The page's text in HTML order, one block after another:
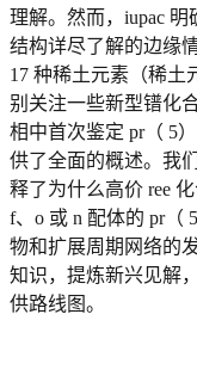
理解。然而，iupac
结构详尽了解的边缘
17 种稀土元素（稀土
别关注一些新型镨化
相中首次鉴定 pr（ 5
供了全面的概述。我
释了为什么高价 ree
f、o 或 n 配体的 pr（
物和扩展周期网络的
知识，提炼新兴见解
供路线图。